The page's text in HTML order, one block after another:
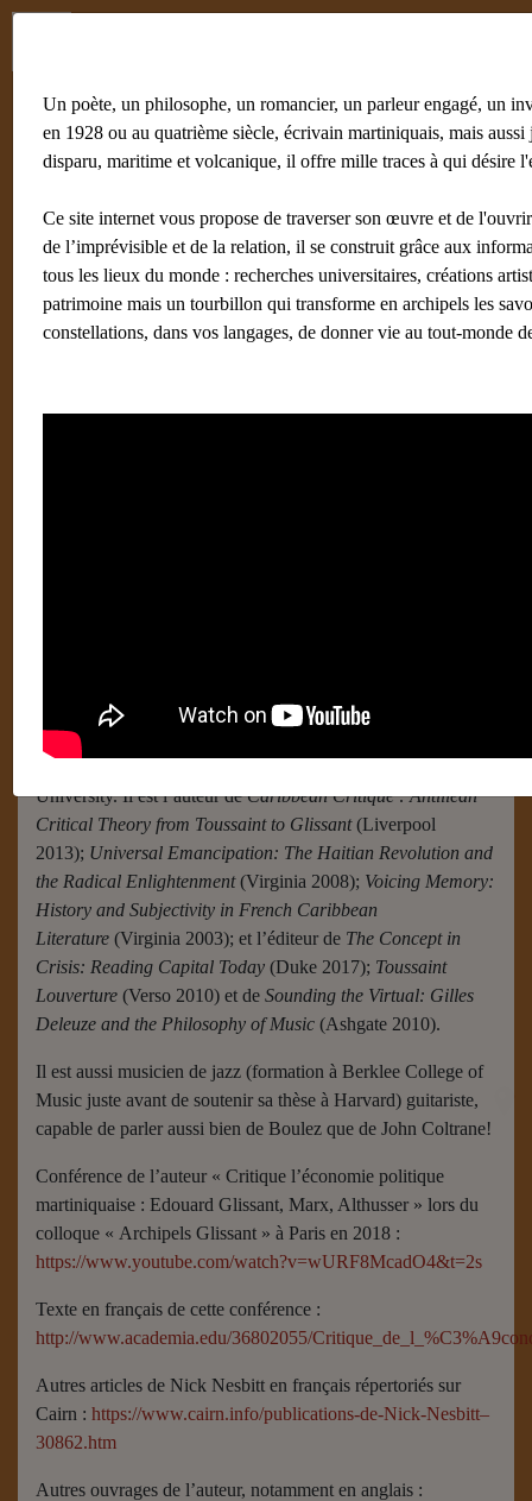
University. Il est l’auteur deCaribbean Critique : Antillean
Critical Theory from Toussaint to Glissant(Liverpool
2013); Universal Emancipation: The Haitian Revolution and
the Radical Enlightenment(Virginia 2008); Voicing Memory:
History and Subjectivity in French Caribbean
Literature (Virginia 2003); et l’éditeur de The Concept in
Crisis: Reading Capital Today (Duke 2017); Toussaint
Louverture (Verso 2010) et de Sounding the Virtual: Gilles
Deleuze and the Philosophy of Music (Ashgate 2010).
Il est aussi musicien de jazz (formation à Berklee College of
Music juste avant de soutenir sa thèse à Harvard) guitariste,
capable de parler aussi bien de Boulez que de John Coltrane!
Conférence de l’auteur « Critique l’économie politique
martiniquaise : Edouard Glissant, Marx, Althusser » lors du
colloque « Archipels Glissant » à Paris en 2018 :
https://www.youtube.com/watch?v=wURF8McadO4&t=2s
Texte en français de cette conférence :
http://www.academia.edu/36802055/
Autres articles de Nick Nesbitt en français répertoriés sur
Cairn : https://www.cairn.info/publications-de-Nick-Nesbitt–
30862.htm
Autres ouvrages de l’auteur, notamment en anglais :
Un poète, un philosophe, un romancier, un parleur engagé, un
en 1928 ou au quatrième siècle, écrivain martiniquais, mais
disparu, maritime et volcanique, il offre mille traces à qui désire
Ce site internet vous propose de traverser son œuvre et de
de l’imprévisible et de la relation, il se construit grâce aux
tous les lieux du monde : recherches universitaires, créations
patrimoine mais un tourbillon qui transforme en archipels les
constellations, dans vos langages, de donner vie au tout-monde